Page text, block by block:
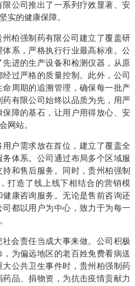
公司推出了一系列疗效显著、安
实的健康保障。
柏强制药有限公司建立了覆盖研
系，严格执行行业最高标准。公
进的生产设备和检测仪器，从原
过严格的质量控制。此外，公司
周期的追溯管理，确保每一批产
有限公司始终以品质为先，用严
障的基石，让用户用得放心、安
网站。
户需求放在首位，建立了覆盖全
体系。公司通过布局多个区域服
和售后服务。同时，贵州柏强制
打造了线上线下相结合的营销模
康咨询服务。无论是售前咨询还
都以用户为中心，致力于为每一
会责任当成大事来做。公司积极
为偏远地区的老百姓免费看病送
公共卫生事件时，贵州柏强制药
品、捐物资，为抗击疫情贡献力